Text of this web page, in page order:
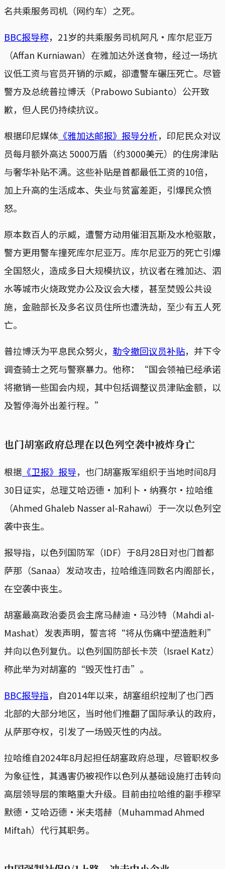
名共乘服务司机（网约车）之死。
BBC报导称，21岁的共乘服务司机阿凡·库尔尼亚万
（Affan Kurniawan）在雅加达外送食物，经过一场抗
议低工资与官员开销的示威，卻遭警车碾压死亡。尽管
警方及总统普拉博沃（Prabowo Subianto）公开致
歉，但人民仍持续抗议。
根据印尼媒体 《雅加达邮报》报导分析，印尼民众对议
员每月额外高达 5000万盾（约3000美元）的住房津贴
与奢华补贴不满。这些补贴是首都最低工资的10倍，
加上升高的生活成本、失业与贫富差距，引爆民众愤
怒。
原本数百人的示威，遭警方动用催泪瓦斯及水枪驱散，
警方更用警车撞死库尔尼亚万。库尔尼亚万的死亡引爆
全国怒火，造成多日大规模抗议，抗议者在雅加达、泗
水等城市火烧政党办公及议会大楼，甚至焚毁公共设
施，金融部长及多名议员住所也遭洗劫，至少有五人死
亡。
普拉博沃为平息民众努火， 勒令撤回议员补贴，并下令
调查骑士之死与警察暴力。他称：“国会领袖已经承诺
将撤销一些国会内规，其中包括调整议员津贴金额，以
及暂停海外出差行程。”
也门胡塞政府总理在以色列空袭中被炸身亡
根据 《卫报》报导，也门胡塞叛军组织于当地时间8月
30日证实，总理艾哈迈德·加利卜·纳赛尔·拉哈维
（Ahmed Ghaleb Nasser al-Rahawi）于一次以色列空
袭中丧生。
报导指，以色列国防军（IDF）于8月28日对也门首都
萨那（Sanaa）发动攻击，拉哈维连同数名内阁部长，
在空袭中丧生。
胡塞最高政治委员会主席马赫迪·马沙特（Mahdi al-
Mashat）发表声明，誓言将“将从伤痛中塑造胜利”
并向以色列复仇。以色列国防部长卡茨（Israel Katz）
称此举为对胡塞的“毁灭性打击”。
BBC报导指，自2014年以来，胡塞组织控制了也门西
北部的大部分地区，当时他们推翻了国际承认的政府，
从萨那夺权，引发了一场毁灭性的内战。
拉哈维自2024年8月起担任胡塞政府总理，尽管职权多
为象征性，其遇害仍被视作以色列从基础设施打击转向
高层领导层的策略重大升级。目前由拉哈维的副手穆罕
默德·艾哈迈德·米夫塔赫（Muhammad Ahmed
Miftah）代行其职务。